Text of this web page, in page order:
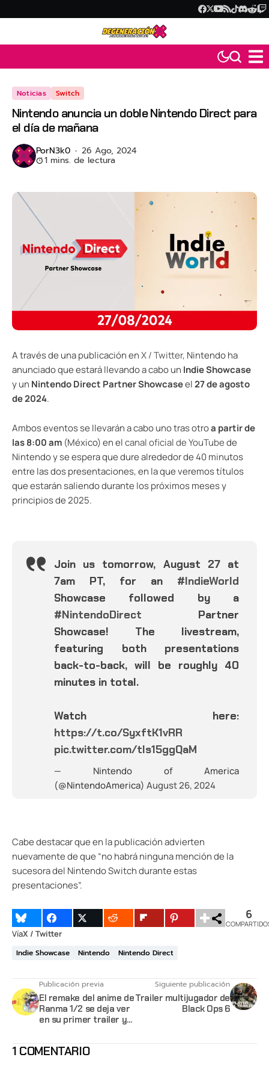
Noticias Switch
Nintendo anuncia un doble Nintendo Direct para
el día de mañana
PorN3k0 26 Ago, 2024
1 mins. de lectura
A través de una publicación enX / Twitter, Nintendo ha
anunciado que estará llevando a cabo un Indie Showcase
y un Nintendo Direct Partner Showcaseel27 de agosto
de 2024.
Ambos eventos se llevarán a cabo uno tras otroa partir de
las 8:00 am (México) en elcanal oficial de YouTubede
Nintendo y se espera que dure alrededor de 40 minutos
entre las dos presentaciones, en la que veremos títulos
que estarán saliendo durante los próximos meses y
principios de 2025.
Join us tomorrow, August 27 at
7am PT, for an #IndieWorld
Showcase followed by a
#NintendoDirect Partner
Showcase! The livestream,
featuring both presentations
back-to-back, will be roughly 40
minutes in total.
Watch here:
https://t.co/SyxftK1vRR
pic.twitter.com/tIs15ggQaM
— Nintendo of America
(@NintendoAmerica) August 26, 2024
Cabe destacar que en la publicación advierten
nuevamente de que “no habrá ninguna mención de la
sucesora del Nintendo Switch durante estas
presentaciones”.
6
VíaX / Twitter
Indie Showcase
Nintendo Nintendo Direct
Publicación previa
El remake del anime de
Ranma 1/2 se deja ver
en su primer trailer y
Siguiente publicación
Trailer multijugador de
Black Ops 6
1 COMENTARIO